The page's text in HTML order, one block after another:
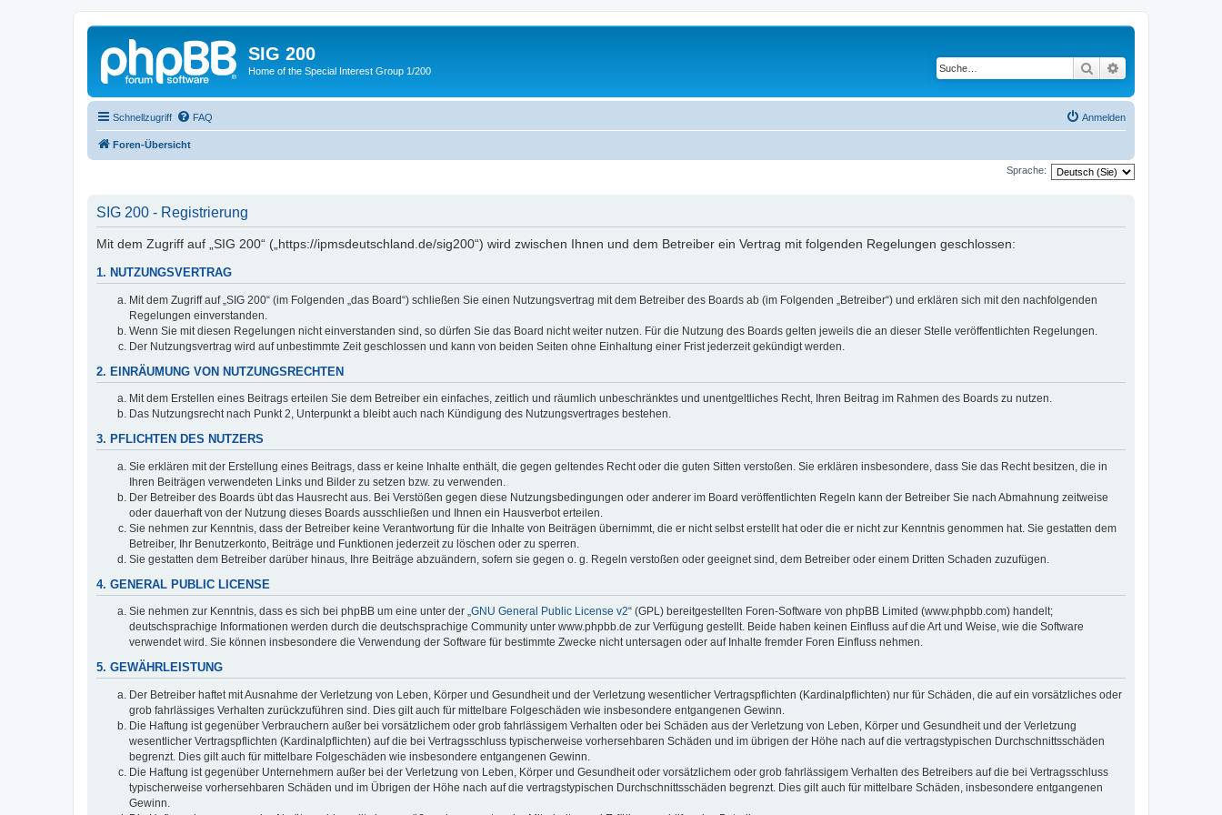
SIG 200
Home of the Special Interest Group 1/200 Suche
Schnellzugriff FAQ Anmelden
Foren-Übersicht
Sprache:
SIG 200 - Registrierung
Mit dem Zugriff auf „SIG 200“ („https://ipmsdeutschland.de/sig200“) wird zwischen Ihnen und dem Betreiber ein Vertrag mit folgenden Regelungen geschlossen:
1. NUTZUNGSVERTRAG
Mit dem Zugriff auf „SIG 200“ (im Folgenden „das Board“) schließen Sie einen Nutzungsvertrag mit dem Betreiber des Boards ab (im Folgenden „Betreiber“) und erklären sich mit den nachfolgenden
Regelungen einverstanden.
Wenn Sie mit diesen Regelungen nicht einverstanden sind, so dürfen Sie das Board nicht weiter nutzen. Für die Nutzung des Boards gelten jeweils die an dieser Stelle veröffentlichten Regelungen.
Der Nutzungsvertrag wird auf unbestimmte Zeit geschlossen und kann von beiden Seiten ohne Einhaltung einer Frist jederzeit gekündigt werden.
2. EINRÄUMUNG VON NUTZUNGSRECHTEN
Mit dem Erstellen eines Beitrags erteilen Sie dem Betreiber ein einfaches, zeitlich und räumlich unbeschränktes und unentgeltliches Recht, Ihren Beitrag im Rahmen des Boards zu nutzen.
Das Nutzungsrecht nach Punkt 2, Unterpunkt a bleibt auch nach Kündigung des Nutzungsvertrages bestehen.
3. PFLICHTEN DES NUTZERS
Sie erklären mit der Erstellung eines Beitrags, dass er keine Inhalte enthält, die gegen geltendes Recht oder die guten Sitten verstoßen. Sie erklären insbesondere, dass Sie das Recht besitzen, die in
Ihren Beiträgen verwendeten Links und Bilder zu setzen bzw. zu verwenden.
Der Betreiber des Boards übt das Hausrecht aus. Bei Verstößen gegen diese Nutzungsbedingungen oder anderer im Board veröffentlichten Regeln kann der Betreiber Sie nach Abmahnung zeitweise
oder dauerhaft von der Nutzung dieses Boards ausschließen und Ihnen ein Hausverbot erteilen.
Sie nehmen zur Kenntnis, dass der Betreiber keine Verantwortung für die Inhalte von Beiträgen übernimmt, die er nicht selbst erstellt hat oder die er nicht zur Kenntnis genommen hat. Sie gestatten dem
Betreiber, Ihr Benutzerkonto, Beiträge und Funktionen jederzeit zu löschen oder zu sperren.
Sie gestatten dem Betreiber darüber hinaus, Ihre Beiträge abzuändern, sofern sie gegen o. g. Regeln verstoßen oder geeignet sind, dem Betreiber oder einem Dritten Schaden zuzufügen.
4. GENERAL PUBLIC LICENSE
Sie nehmen zur Kenntnis, dass es sich bei phpBB um eine unter der „GNU General Public License v2“ (GPL) bereitgestellten Foren-Software von phpBB Limited (www.phpbb.com) handelt;
deutschsprachige Informationen werden durch die deutschsprachige Community unter www.phpbb.de zur Verfügung gestellt. Beide haben keinen Einfluss auf die Art und Weise, wie die Software
verwendet wird. Sie können insbesondere die Verwendung der Software für bestimmte Zwecke nicht untersagen oder auf Inhalte fremder Foren Einfluss nehmen.
5. GEWÄHRLEISTUNG
Der Betreiber haftet mit Ausnahme der Verletzung von Leben, Körper und Gesundheit und der Verletzung wesentlicher Vertragspflichten (Kardinalpflichten) nur für Schäden, die auf ein vorsätzliches oder
grob fahrlässiges Verhalten zurückzuführen sind. Dies gilt auch für mittelbare Folgeschäden wie insbesondere entgangenen Gewinn.
Die Haftung ist gegenüber Verbrauchern außer bei vorsätzlichem oder grob fahrlässigem Verhalten oder bei Schäden aus der Verletzung von Leben, Körper und Gesundheit und der Verletzung
wesentlicher Vertragspflichten (Kardinalpflichten) auf die bei Vertragsschluss typischerweise vorhersehbaren Schäden und im übrigen der Höhe nach auf die vertragstypischen Durchschnittsschäden
begrenzt. Dies gilt auch für mittelbare Folgeschäden wie insbesondere entgangenen Gewinn.
Die Haftung ist gegenüber Unternehmern außer bei der Verletzung von Leben, Körper und Gesundheit oder vorsätzlichem oder grob fahrlässigem Verhalten des Betreibers auf die bei Vertragsschluss
typischerweise vorhersehbaren Schäden und im Übrigen der Höhe nach auf die vertragstypischen Durchschnittsschäden begrenzt. Dies gilt auch für mittelbare Schäden, insbesondere entgangenen
Gewinn.